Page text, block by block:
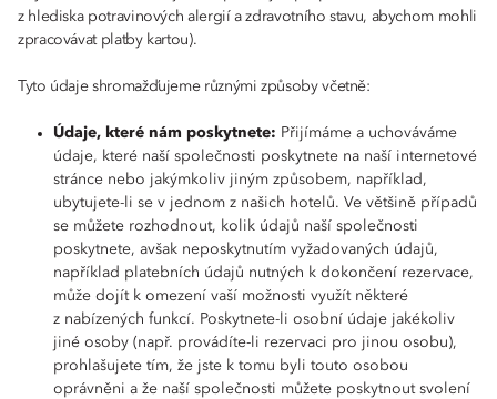
z hlediska potravinových alergií a zdravotního stavu, abychom mohli
zpracovávat platby kartou).
Tyto údaje shromažďujeme různými způsoby včetně:
Údaje, které nám poskytnete: Přijímáme a uchováváme
údaje, které naší společnosti poskytnete na naší internetové
stránce nebo jakýmkoliv jiným způsobem, například,
ubytujete-li se v jednom z našich hotelů. Ve většině případů
se můžete rozhodnout, kolik údajů naší společnosti
poskytnete, avšak neposkytnutím vyžadovaných údajů,
například platebních údajů nutných k dokončení rezervace,
může dojít k omezení vaší možnosti využít některé
z nabízených funkcí. Poskytnete-li osobní údaje jakékoliv
jiné osoby (např. provádíte-li rezervaci pro jinou osobu),
prohlašujete tím, že jste k tomu byli touto osobou
oprávněni a že naší společnosti můžete poskytnout svolení